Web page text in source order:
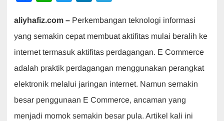
c
e
b
o
o
k
at
s
A
p
p
tt
er
k
e
dI
n
e
gr
a
m
aliyhafiz.com – Perkembangan teknologi informasi
yang semakin cepat membuat aktifitas mulai beralih ke
internet termasuk aktifitas perdagangan. E Commerce
adalah praktik perdagangan menggunakan perangkat
elektronik melalui jaringan internet. Namun semakin
besar penggunaan E Commerce, ancaman yang
menjadi momok semakin besar pula. Artikel kali ini